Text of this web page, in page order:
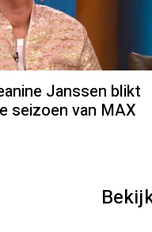
Janssen blikt
seizoen van MAX